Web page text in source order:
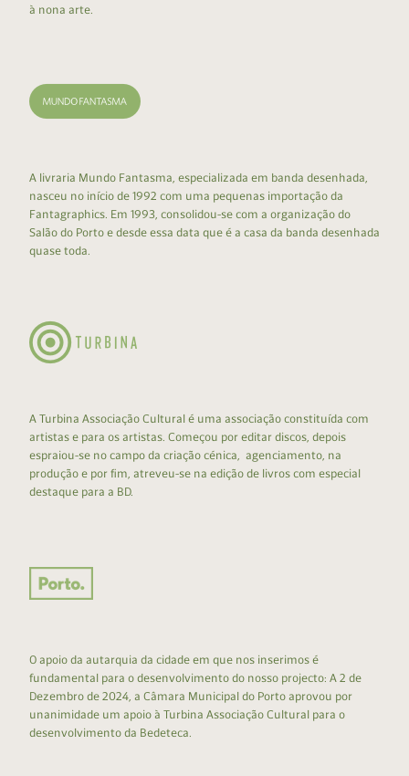
à nona arte.
A livraria Mundo Fantasma, especializada em banda desenhada,
nasceu no início de 1992 com uma pequenas importação da
Fantagraphics. Em 1993, consolidou-se com a organização do
Salão do Porto e desde essa data que é a casa da banda desenhada
quase toda.
A Turbina Associação Cultural é uma associação constituída com
artistas e para os artistas. Começou por editar discos, depois
espraiou-se no campo da criação cénica, agenciamento, na
produção e por fim, atreveu-se na edição de livros com especial
destaque para a BD.
O apoio da autarquia da cidade em que nos inserimos é
fundamental para o desenvolvimento do nosso projecto: A 2 de
Dezembro de 2024, a Câmara Municipal do Porto aprovou por
unanimidade um apoio à Turbina Associação Cultural para o
desenvolvimento da Bedeteca.